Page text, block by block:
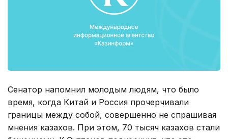
Сенатор напомнил молодым людям, что было
время, когда Китай и Россия прочерчивали
границы между собой, совершенно не спрашивая
мнения казахов. При этом, 70 тысяч казахов стали